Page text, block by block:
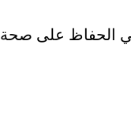
الحفاظ على صحة